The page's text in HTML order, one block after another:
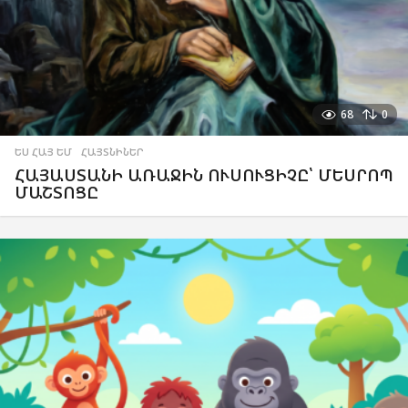
68 0
ԵՍ ՀԱՅ ԵՄ ,ՀԱՅՏՆԻՆԵՐ
ՀԱՅԱՍՏԱՆԻ ԱՌԱՋԻՆ ՈՒՍՈՒՑԻՉԸ՝ ՄԵՍՐՈՊ
ՄԱՇՏՈՑԸ